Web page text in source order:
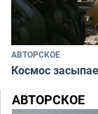
АВТОРСКОЕ
Космос
АВТОРСКОЕ